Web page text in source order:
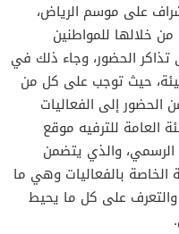
على موسم الرياض،
خلالها للمواطنين
تذاكر الحضور، وجاء ذلك في
حيث توجب على كل من
الحضور إلى الفعاليات
العامة للترفيه موقع
موسم الرياض 2021 riyadhseason.sa الرسمي، والذي يتضمن
الخاصة بالفعاليات وهي ما
على كل ما يحيط